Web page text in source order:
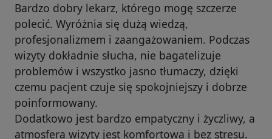
Bardzo dobry lekarz, którego mogę szczerze
polecić. Wyróżnia się dużą wiedzą,
profesjonalizmem i zaangażowaniem. Podczas
wizyty dokładnie słucha, nie bagatelizuje
problemów i wszystko jasno tłumaczy, dzięki
czemu pacjent czuje się spokojniejszy i dobrze
poinformowany.
Dodatkowo jest bardzo empatyczny i życzliwy, a
atmosfera wizyty jest komfortowa i bez stresu.